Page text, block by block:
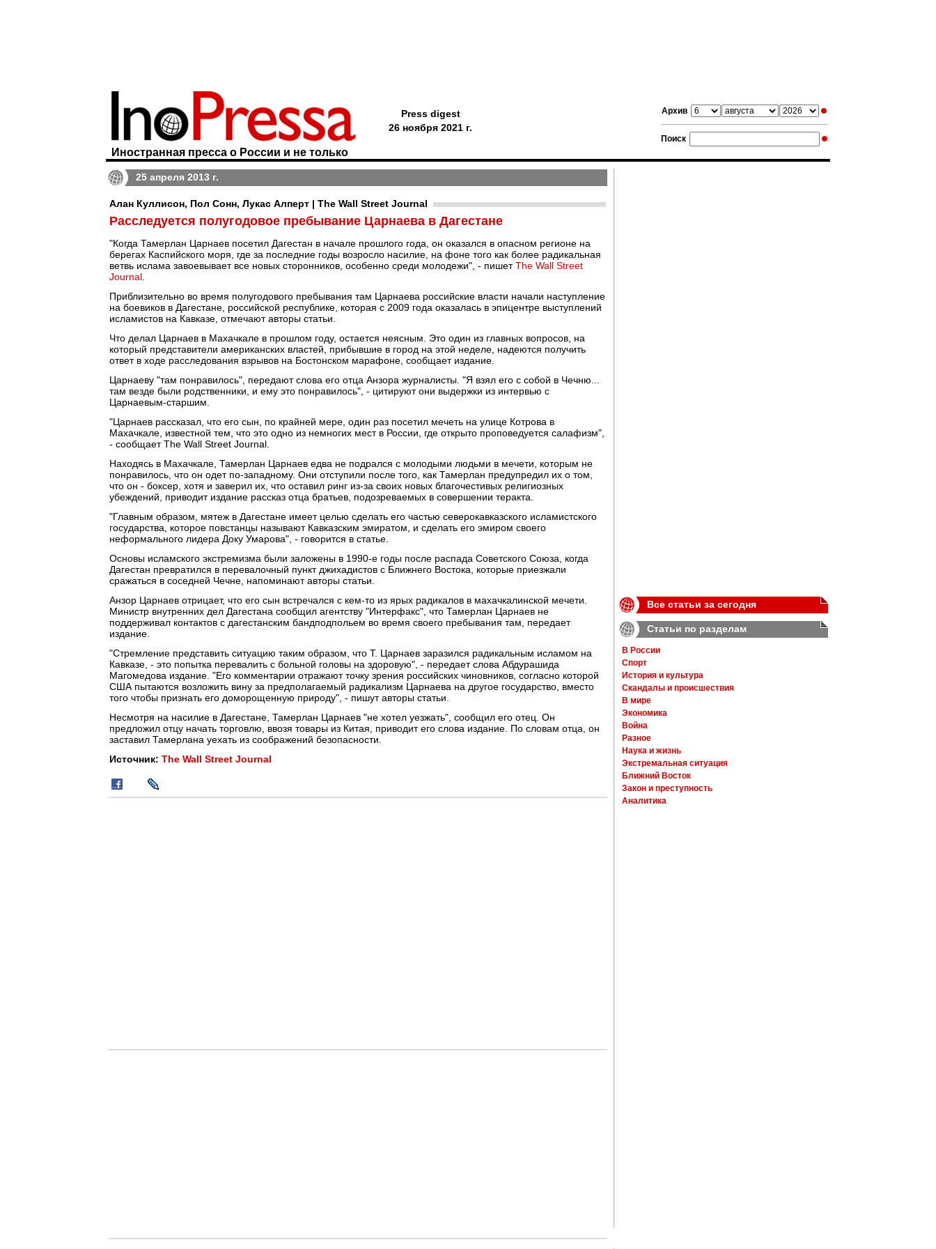
Архив
Поиск
Иностранная пресса о России и не только
Press digest
26 ноября 2021 г.
25 апреля 2013 г.
Алан Куллисон, Пол Сонн, Лукас Алперт | The Wall Street Journal
Расследуется полугодовое пребывание Царнаева в Дагестане
"Когда Тамерлан Царнаев посетил Дагестан в начале прошлого года, он оказался в опасном регионе на
берегах Каспийского моря, где за последние годы возросло насилие, на фоне того как более радикальная
ветвь ислама завоевывает все новых сторонников, особенно среди молодежи", - пишетThe Wall Street
Journal
Приблизительно во время полугодового пребывания там Царнаева российские власти начали наступление
на боевиков в Дагестане, российской республике, которая с 2009 года оказалась в эпицентре выступлений
исламистов на Кавказе, отмечают авторы статьи.
Что делал Царнаев в Махачкале в прошлом году, остается неясным. Это один из главных вопросов, на
который представители американских властей, прибывшие в город на этой неделе, надеются получить
ответ в ходе расследования взрывов на Бостонском марафоне, сообщает издание.
Царнаеву "там понравилось", передают слова его отца Анзора журналисты. "Я взял его с собой в Чечню...
там везде были родственники, и ему это понравилось", - цитируют они выдержки из интервью с
Царнаевым-старшим.
"Царнаев рассказал, что его сын, по крайней мере, один раз посетил мечеть на улице Котрова в
Махачкале, известной тем, что это одно из немногих мест в России, где открыто проповедуется салафизм",
- сообщает The Wall Street Journal.
Находясь в Махачкале, Тамерлан Царнаев едва не подрался с молодыми людьми в мечети, которым не
понравилось, что он одет по-западному. Они отступили после того, как Тамерлан предупредил их о том,
что он - боксер, хотя и заверил их, что оставил ринг из-за своих новых благочестивых религиозных
убеждений, приводит издание рассказ отца братьев, подозреваемых в совершении теракта.
"Главным образом, мятеж в Дагестане имеет целью сделать его частью северокавказского исламистского
государства, которое повстанцы называют Кавказским эмиратом, и сделать его эмиром своего
неформального лидера Доку Умарова", - говорится в статье.
Основы исламского экстремизма были заложены в 1990-е годы после распада Советского Союза, когда
Дагестан превратился в перевалочный пункт джихадистов с Ближнего Востока, которые приезжали
сражаться в соседней Чечне, напоминают авторы статьи.
Анзор Царнаев отрицает, что его сын встречался с кем-то из ярых радикалов в махачкалинской мечети.
Министр внутренних дел Дагестана сообщил агентству "Интерфакс", что Тамерлан Царнаев не
поддерживал контактов с дагестанским бандподпольем во время своего пребывания там, передает
издание.
"Стремление представить ситуацию таким образом, что Т. Царнаев заразился радикальным исламом на
Кавказе, - это попытка перевалить с больной головы на здоровую", - передает слова Абдурашида
Магомедова издание. "Его комментарии отражают точку зрения российских чиновников, согласно которой
США пытаются возложить вину за предполагаемый радикализм Царнаева на другое государство, вместо
того чтобы признать его доморощенную природу", - пишут авторы статьи.
Несмотря на насилие в Дагестане, Тамерлан Царнаев "не хотел уезжать", сообщил его отец. Он
предложил отцу начать торговлю, ввозя товары из Китая, приводит его слова издание. По словам отца, он
заставил Тамерлана уехать из соображений безопасности.
Источник: The Wall Street Journal
Все статьи за сегодня
Статьи по разделам
В России
Спорт
История и культура
Скандалы и происшествия
В мире
Экономика
Война
Разное
Наука и жизнь
Экстремальная ситуация
Ближний Восток
Закон и преступность
Аналитика